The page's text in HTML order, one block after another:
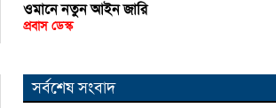
ওমানে নতুন আইন জারি
প্রবাস ডেস্ক
সর্বশেষ সংবাদ